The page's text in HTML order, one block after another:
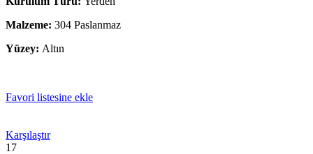
Malzeme: 304 Paslanmaz
Yüzey: Altın
Favori listesine ekle
Karşılaştır
17